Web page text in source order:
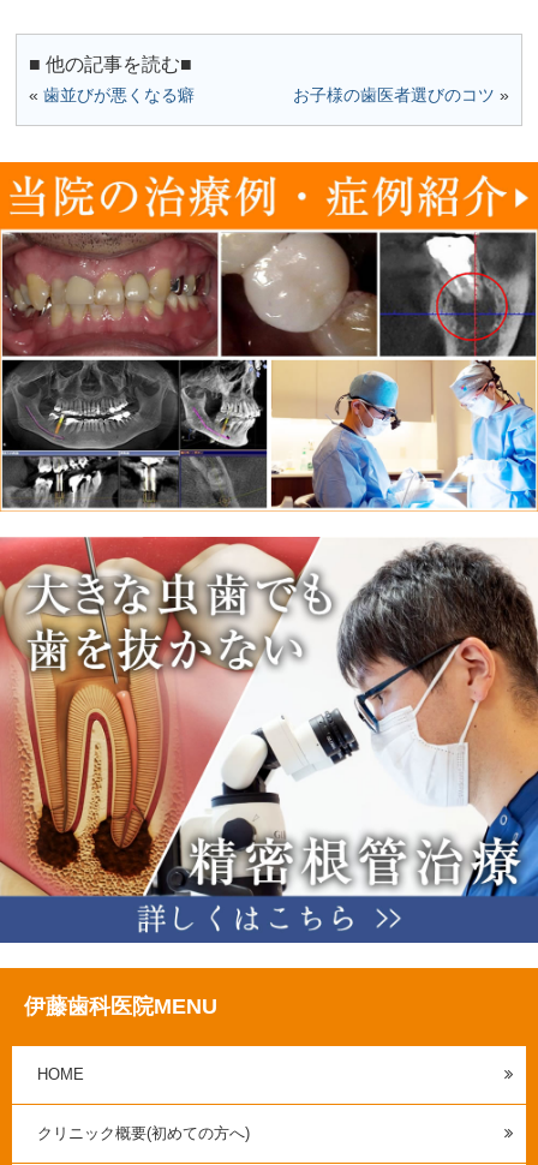
■ 他の記事を読む■
«歯並びが悪くなる癖 お子様の歯医者選びのコツ »
伊藤歯科医院MENU
HOME
クリニック概要(初めての方へ)